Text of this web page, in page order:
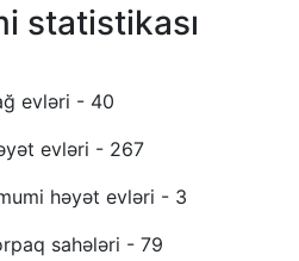
statistikası
evləri - 40
evləri - 267
həyət evləri - 3
sahələri - 79